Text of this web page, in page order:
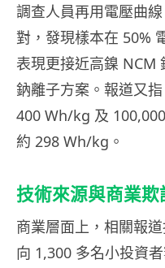
調查人員再用電壓曲
對，發現樣本在 50%
表現更接近高鎳 NCM
鈉離子方案。報道又
400 Wh/kg 及
約 298 Wh/kg。
技術來源與商業欺
商業層面上，相關報
向 1,300 多名小投資